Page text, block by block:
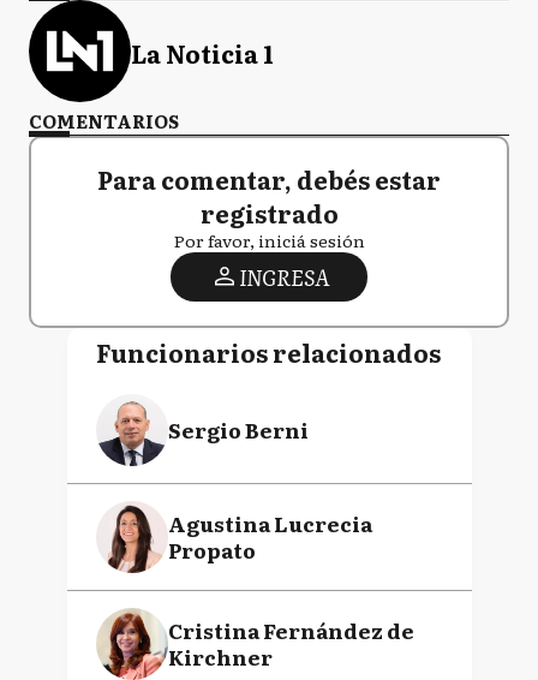
La Noticia 1
COMENTARIOS
Para comentar, debés estar
registrado
Por favor, iniciá sesión
INGRESA
Funcionarios relacionados
Sergio Berni
Agustina Lucrecia
Propato
Cristina Fernández de
Kirchner